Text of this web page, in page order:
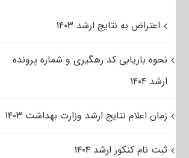
اعتراض به نتایج ارشد ۱۴۰۳
نحوه بازیابی کد رهگیری و شماره پرونده
ارشد ۱۴۰۴
زمان اعلام نتایج ارشد وزارت بهداشت ۱۴۰۳
ثبت نام کنکور ارشد ۱۴۰۴